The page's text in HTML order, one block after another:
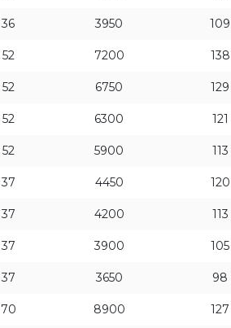
36 3950 109
52 7200 138
52 6750 129
52 6300 121
52 5900 113
37 4450 120
37 4200 113
37 3900 105
37 3650 98
70 8900 127